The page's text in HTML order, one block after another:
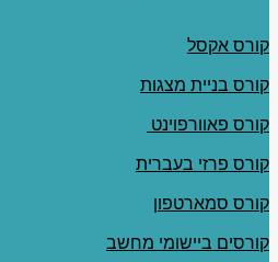
קורס אקסל
קורס בניית מצגות
קורס פאוורפוינט
קורס פרזי בעברית
קורס סמארטפון
קורסים ביישומי מחשב